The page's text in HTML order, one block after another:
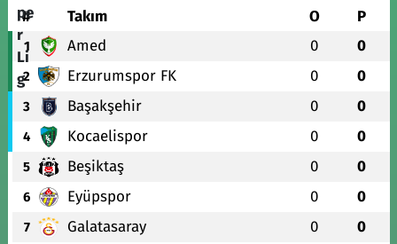
# Takım O P
1 Amed 0 0
2 Erzurumspor FK 0 0
3 Başakşehir 0 0
4 Kocaelispor 0 0
5 Beşiktaş 0 0
6 Eyüpspor 0 0
7 Galatasaray 0 0